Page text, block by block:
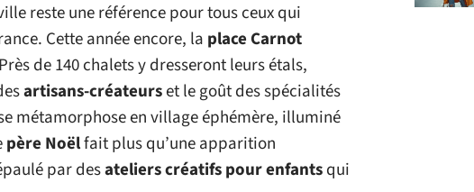
reste une référence pour tous ceux qui
Cette année encore, la place Carnot
de 140 chalets y dresseront leurs étals,
artisans-créateurset le goût des spécialités
métamorphose en village éphémère, illuminé
père Noëlfait plus qu’une apparition
par desateliers créatifs pour enfantsqui